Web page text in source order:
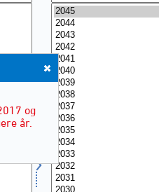
og
år.